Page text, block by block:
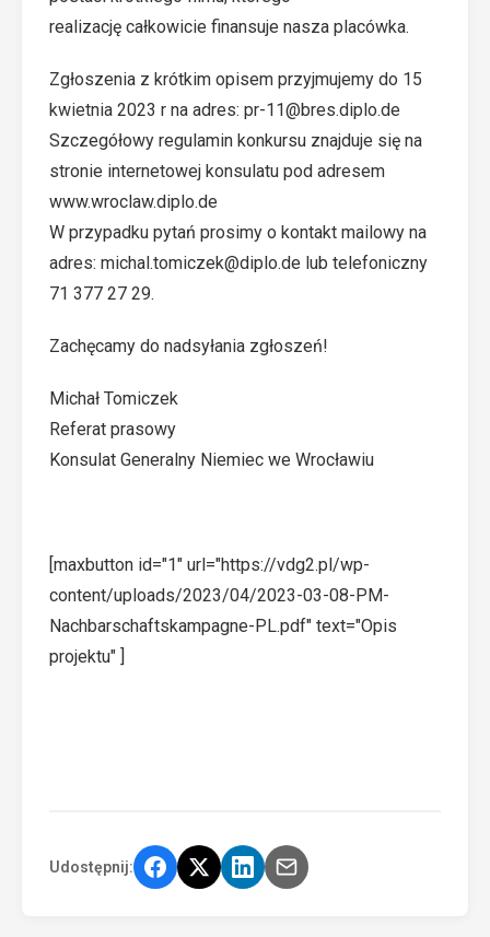
realizację całkowicie finansuje nasza placówka.
Zgłoszenia z krótkim opisem przyjmujemy do 15
kwietnia 2023 r na adres: pr-11@bres.diplo.de
Szczegółowy regulamin konkursu znajduje się na
stronie internetowej konsulatu pod adresem
www.wroclaw.diplo.de
W przypadku pytań prosimy o kontakt mailowy na
adres: michal.tomiczek@diplo.de lub telefoniczny
71 377 27 29.
Zachęcamy do nadsyłania zgłoszeń!
Michał Tomiczek
Referat prasowy
Konsulat Generalny Niemiec we Wrocławiu
[maxbutton id="1" url="https://vdg2.pl/wp-
content/uploads/2023/04/2023-03-08-PM-
Nachbarschaftskampagne-PL.pdf" text="Opis
projektu" ]
Udostępnij: